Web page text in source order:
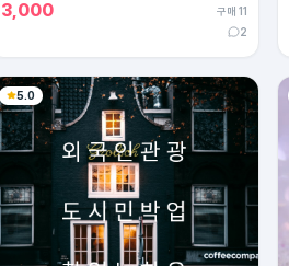
3,000
구매 11
2
5.0